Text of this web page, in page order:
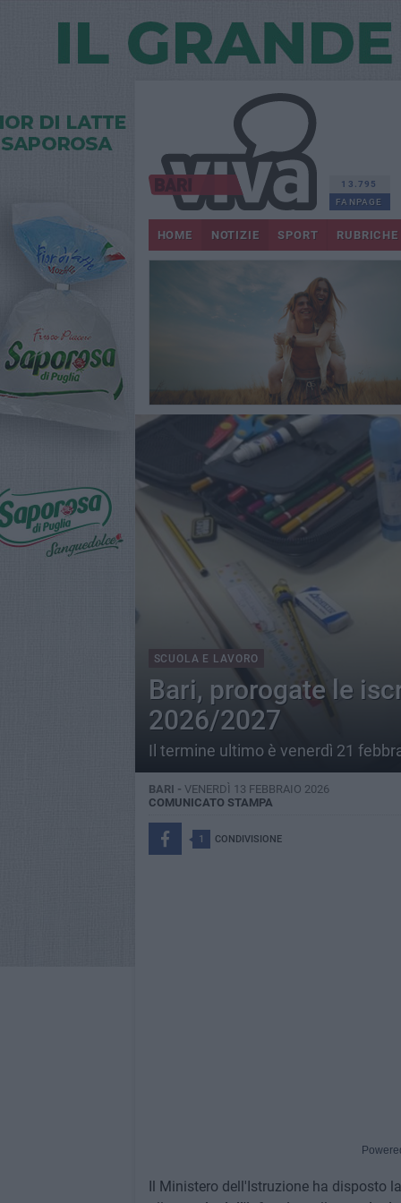
13.795
FANPAGE
HOME NOTIZIE SPORT RUBRICHE
SCUOLA E LAVORO
Bari, prorogate le
2026/2027
Il termine ultimo è venerdì 21
BARI - VENERDÌ 13 FEBBRAIO 2026
COMUNICATO STAMPA
1 CONDIVISIONE
Il Ministero dell'Istruzione ha disposto